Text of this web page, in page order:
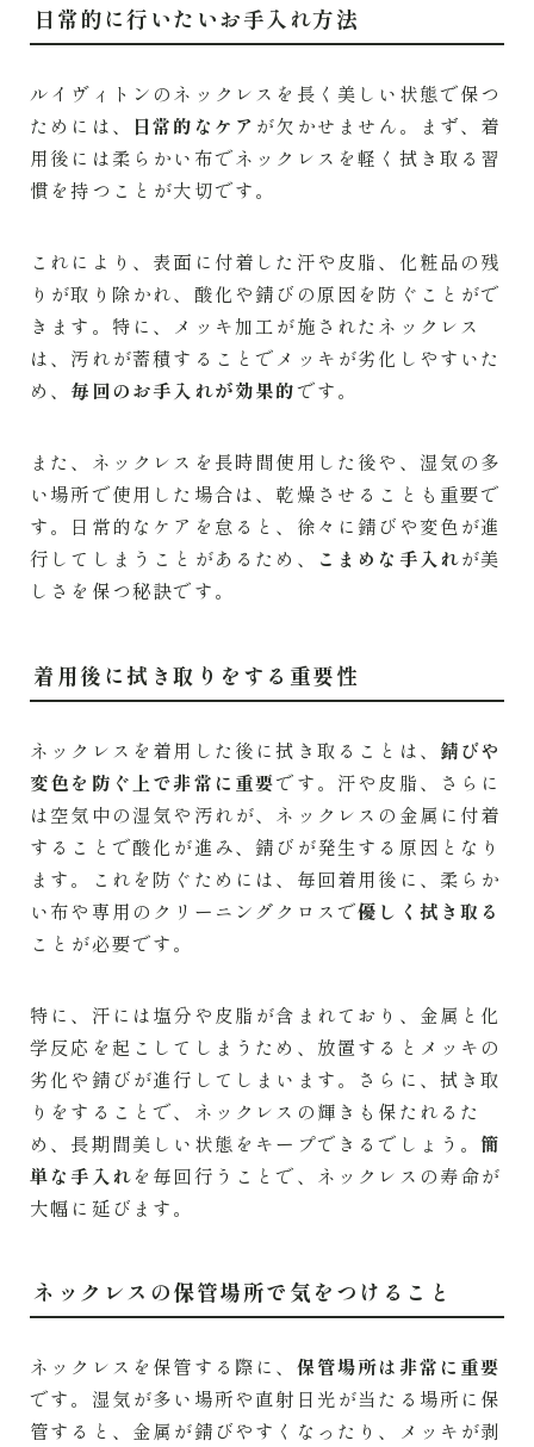
日常的に行いたいお手入れ方法
ルイヴィトンのネックレスを長く美しい状態で保つ
ためには、
日常的なケア が欠かせません。まず、着
用後には柔らかい布でネックレスを軽く拭き取る習
慣を持つことが大切です。
これにより、表面に付着した汗や皮脂、化粧品の残
りが取り除かれ、酸化や錆びの原因を防ぐことがで
きます。特に、メッキ加工が施されたネックレス
は、汚れが蓄積することでメッキが劣化しやすいた
め、 毎回のお手入れが効果的です。
また、ネックレスを長時間使用した後や、湿気の多
い場所で使用した場合は、乾燥させることも重要で
す。日常的なケアを怠ると、徐々に錆びや変色が進
行してしまうことがあるため、
こまめな手入れが美
しさを保つ秘訣です。
着用後に拭き取りをする重要性
ネックレスを着用した後に拭き取ることは、 錆びや
変色を防ぐ上で非常に重要です。汗や皮脂、さらに
は空気中の湿気や汚れが、ネックレスの金属に付着
することで酸化が進み、錆びが発生する原因となり
ます。これを防ぐためには、毎回着用後に、柔らか
い布や専用のクリーニングクロスで優しく拭き取る
ことが必要です。
特に、汗には塩分や皮脂が含まれており、金属と化
学反応を起こしてしまうため、放置するとメッキの
劣化や錆びが進行してしまいます。さらに、拭き取
りをすることで、ネックレスの輝きも保たれるた
め、長期間美しい状態をキープできるでしょう。簡
単な手入れを毎回行うことで、ネックレスの寿命が
大幅に延びます。
ネックレスの保管場所で気をつけること
ネックレスを保管する際に、 保管場所は非常に重要
です。湿気が多い場所や直射日光が当たる場所に保
管すると、金属が錆びやすくなったり、メッキが剥